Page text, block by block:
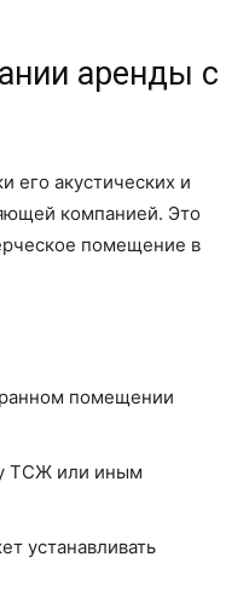
аренды с
его акустических и
компанией. Это
помещение в
помещении
ТСЖ или иным
устанавливать